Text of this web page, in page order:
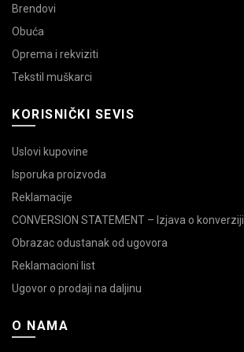
Brendovi
Obuća
Oprema i rekviziti
Tekstil muškarci
KORISNIČKI SEVIS
Uslovi kupovine
Isporuka proizvoda
Reklamacije
CONVERSION STATEMENT – Izjava o konverziji
Obrazac odustanak od ugovora
Reklamacioni list
Ugovor o prodaji na daljinu
O NAMA